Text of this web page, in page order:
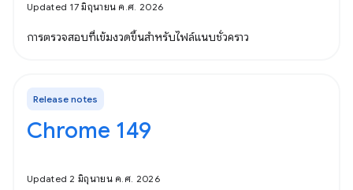
Updated 17 มิถุนายน ค.ศ. 2026
การตรวจสอบที่เข้มงวดขึ้นสำหรับไฟล์แนบชั่วคราว
Release notes
Chrome 149
Updated 2 มิถุนายน ค.ศ. 2026